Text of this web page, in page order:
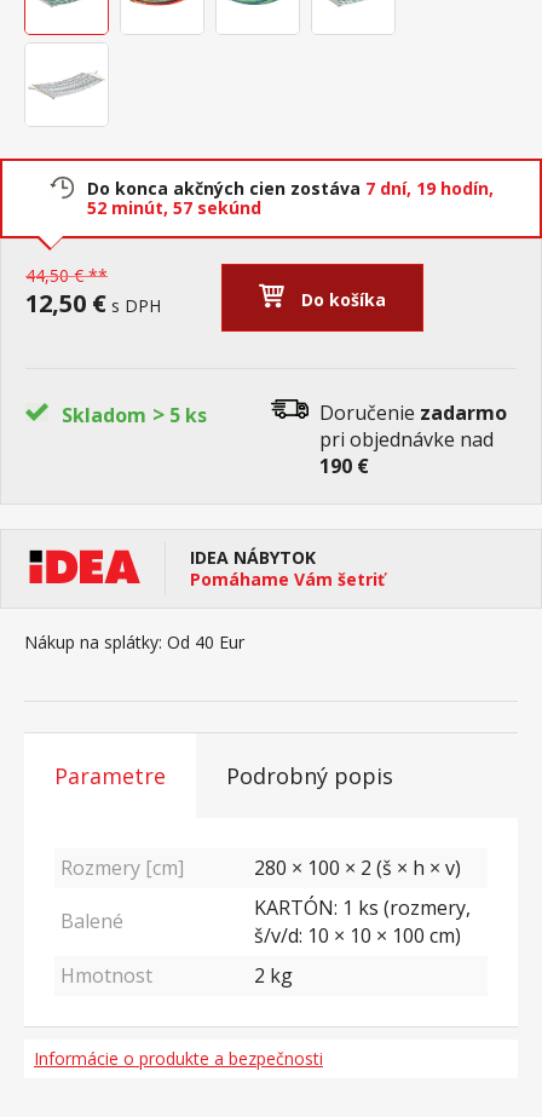
Do konca akčných cien zostáva 7 dní, 19 hodín,
52 minút, 57 sekúnd
44,50 € **
12,50 € s DPH Do košíka
Skladom > 5 ks Doručenie zadarmo
pri objednávke nad
190 €
IDEA NÁBYTOK
Pomáhame Vám šetriť
Nákup na splátky: Od 40 Eur
Parametre Podrobný popis
Rozmery [cm]
280 × 100 × 2 (š × h × v)
Balené
KARTÓN: 1 ks (rozmery,
š/v/d: 10 × 10 × 100 cm)
Hmotnost
2 kg
Informácie o produkte a bezpečnosti